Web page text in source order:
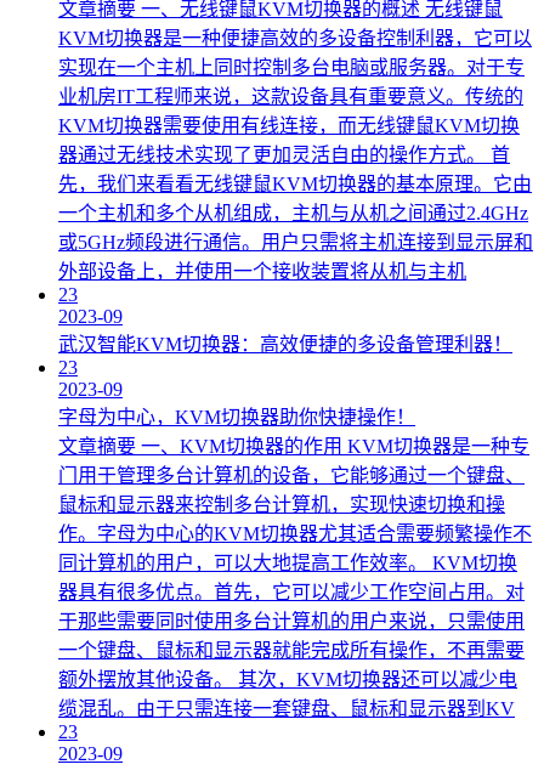
文章摘要 一、无线键鼠KVM切换器的概述 无线键鼠
KVM切换器是一种便捷高效的多设备控制利器，它可以
实现在一个主机上同时控制多台电脑或服务器。对于专
业机房IT工程师来说，这款设备具有重要意义。传统的
KVM切换器需要使用有线连接，而无线键鼠KVM切换
器通过无线技术实现了更加灵活自由的操作方式。 首
先，我们来看看无线键鼠KVM切换器的基本原理。它由
一个主机和多个从机组成，主机与从机之间通过2.4GHz
或5GHz频段进行通信。用户只需将主机连接到显示屏和
外部设备上，并使用一个接收装置将从机与主机
23
2023-09
武汉智能KVM切换器：高效便捷的多设备管理利器！
23
2023-09
字母为中心，KVM切换器助你快捷操作！
文章摘要 一、KVM切换器的作用 KVM切换器是一种专
门用于管理多台计算机的设备，它能够通过一个键盘、
鼠标和显示器来控制多台计算机，实现快速切换和操
作。字母为中心的KVM切换器尤其适合需要频繁操作不
同计算机的用户，可以大地提高工作效率。 KVM切换
器具有很多优点。首先，它可以减少工作空间占用。对
于那些需要同时使用多台计算机的用户来说，只需使用
一个键盘、鼠标和显示器就能完成所有操作，不再需要
额外摆放其他设备。 其次，KVM切换器还可以减少电
缆混乱。由于只需连接一套键盘、鼠标和显示器到KV
23
2023-09